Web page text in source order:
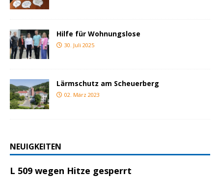
Hilfe für Wohnungslose
30. Juli 2025
Lärmschutz am Scheuerberg
02. März 2023
NEUIGKEITEN
L 509 wegen Hitze gesperrt